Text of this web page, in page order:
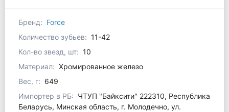
Бренд: Force
Количество зубьев: 11-42
Кол-во звезд, шт: 10
Материал: Хромированное железо
Вес, г: 649
Импортер в РБ: ЧТУП "Байксити" 222310, Республика
Беларусь, Минская область, г. Молодечно, ул.